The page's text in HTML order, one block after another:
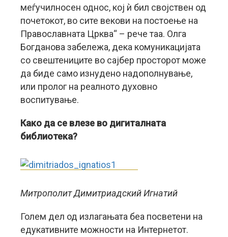
меѓучилносен однос, кој ѝ бил својствен од
почетокот, во сите векови на постоење на
Православната Црква“ – рече таа. Олга
Богданова забележа, дека комуникацијата
со свештениците во сајбер просторот може
да биде само изнудено надополнување,
или пролог на реалното духовно
воспитување.
Како да се влезе во дигиталната
библиотека?
Митрополит Димитриадский Игнатий
Голем дел од излагањата беа посветени на
едукативните можности на Интернетот.